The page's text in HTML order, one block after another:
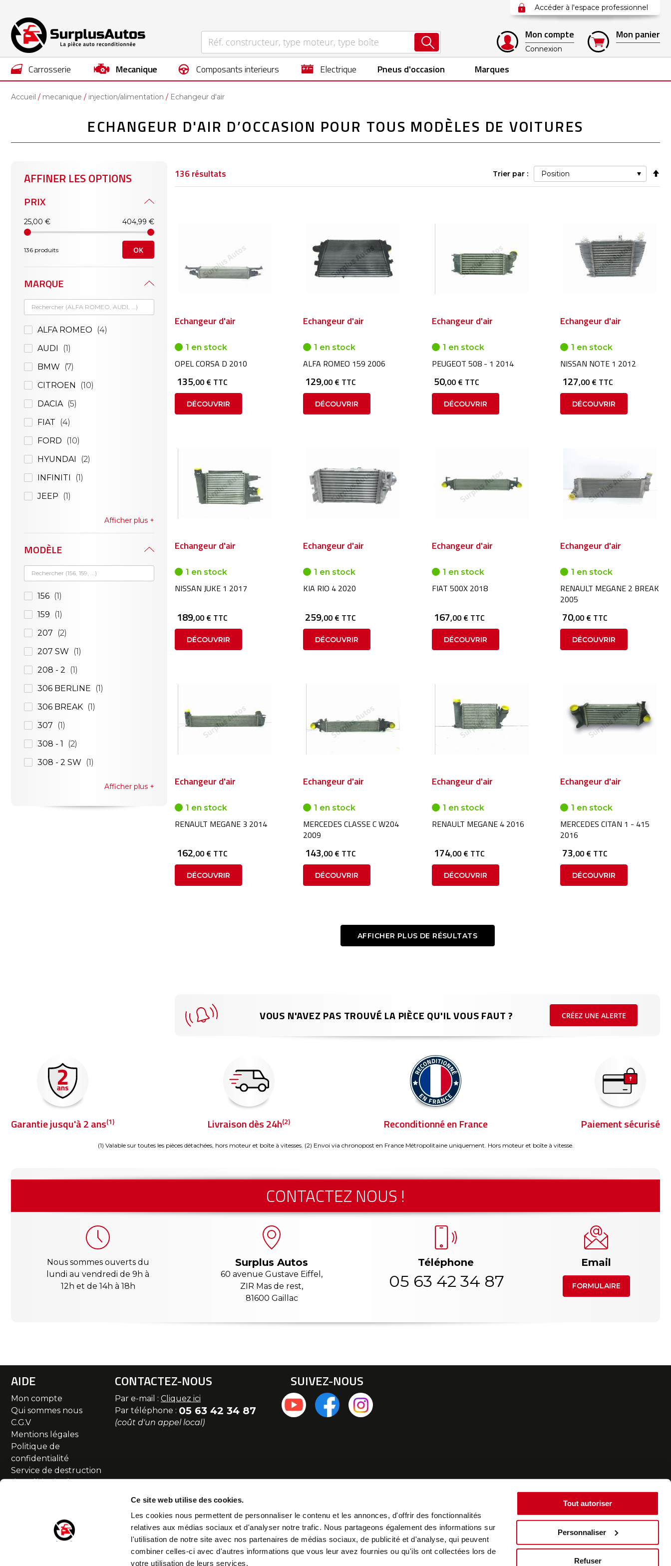
Ce site web utilise des cookies.
Les cookies nous permettent de personnaliser le contenu et les annonces, d'offrir des fonctionnalités
relatives aux médias sociaux et d'analyser notre trafic. Nous partageons également des informations sur
l'utilisation de notre site avec nos partenaires de médias sociaux, de publicité et d'analyse, qui peuvent
combiner celles-ci avec d'autres informations que vous leur avez fournies ou qu'ils ont collectées lors de
votre utilisation de leurs services.
Tout autoriser
Personnaliser
Refuser
Accéder à l'espace professionnel
Mon compte
Connexion
Mon panier
carrosserie mecanique composants interieurs electrique Pneus d'occasion Marques
Accueil mecanique injection/alimentation Echangeur d'air
ECHANGEUR D'AIR D’OCCASION POUR TOUS MODÈLES DE VOITURES
136 résultats Trier par :
Echangeur d'air
1 en stock
OPEL CORSA D 2010
135,00 € TTC
DÉCOUVRIR
Echangeur d'air
1 en stock
ALFA ROMEO 159 2006
129,00 € TTC
DÉCOUVRIR
Echangeur d'air
1 en stock
PEUGEOT 508 - 1 2014
50,00 € TTC
DÉCOUVRIR
Echangeur d'air
1 en stock
NISSAN NOTE 1 2012
127,00 € TTC
DÉCOUVRIR
Echangeur d'air
1 en stock
NISSAN JUKE 1 2017
189,00 € TTC
DÉCOUVRIR
Echangeur d'air
1 en stock
KIA RIO 4 2020
259,00 € TTC
DÉCOUVRIR
Echangeur d'air
1 en stock
FIAT 500X 2018
167,00 € TTC
DÉCOUVRIR
Echangeur d'air
1 en stock
RENAULT MEGANE 2 BREAK
2005
70,00 € TTC
DÉCOUVRIR
Echangeur d'air
1 en stock
RENAULT MEGANE 3 2014
162,00 € TTC
DÉCOUVRIR
Echangeur d'air
1 en stock
MERCEDES CLASSE C W204
2009
143,00 € TTC
DÉCOUVRIR
Echangeur d'air
1 en stock
RENAULT MEGANE 4 2016
174,00 € TTC
DÉCOUVRIR
Echangeur d'air
1 en stock
MERCEDES CITAN 1 - 415
2016
73,00 € TTC
DÉCOUVRIR
AFFICHER PLUS DE RÉSULTATS
VOUS N'AVEZ PAS TROUVÉ LA PIÈCE QU'IL VOUS FAUT ? CRÉEZ UNE ALERTE
AFFINER LES OPTIONS
PRIX
25,00 € 404,99 €
136 produits OK
MARQUE
ALFA ROMEO
4
AUDI
1
BMW
7
CITROEN
10
DACIA
5
FIAT
4
FORD
10
HYUNDAI
2
INFINITI
1
JEEP
1
Afficher plus
MODÈLE
156
1
159
1
207
2
207 SW
1
208 - 2
1
306 BERLINE
1
306 BREAK
1
307
1
308 - 1
2
308 - 2 SW
1
Afficher plus
Garantie jusqu'à 2 ans(1) Livraison dès 24h(2) Reconditionné en France Paiement sécurisé
(1) Valable sur toutes les pièces détachées, hors moteur et boîte à vitesses. (2) Envoi via chronopost en France Métropolitaine uniquement. Hors moteur et boîte à vitesse.
CONTACTEZ NOUS !
Nous sommes ouverts du
lundi au vendredi de 9h à
12h et de 14h à 18h
Surplus Autos
60 avenue Gustave Eiffel,
ZIR Mas de rest,
81600 Gaillac
Téléphone
05 63 42 34 87
Email
FORMULAIRE
AIDE
Mon compte
Qui sommes nous
C.G.V
Mentions légales
Politique de
confidentialité
Service de destruction
des véhicules hors
SAV et Retour
Partenaires
Accessibilité numérique
CONTACTEZ-NOUS
Par e-mail : Cliquez ici
Par téléphone : 05 63 42 34 87
(coût d'un appel local)
SUIVEZ-NOUS
©2022 - SurplusAuto - Réalisation : datasolution.fr